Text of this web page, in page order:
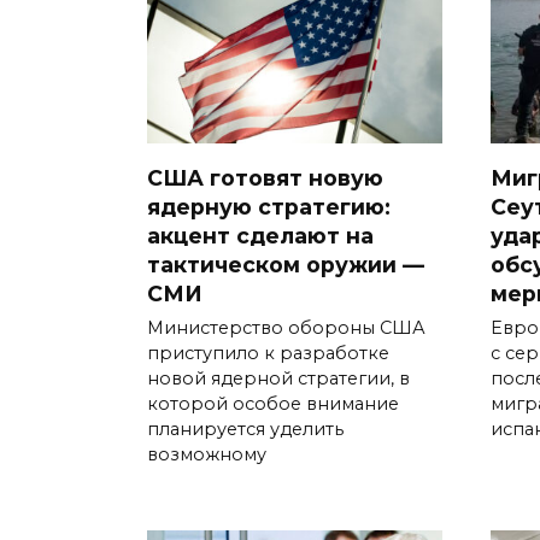
США готовят новую
ядерную стратегию:
акцент сделают на
тактическом оружии —
СМИ
Министерство обороны США
приступило к разработке
новой ядерной стратегии, в
которой особое внимание
планируется уделить
возможному
с